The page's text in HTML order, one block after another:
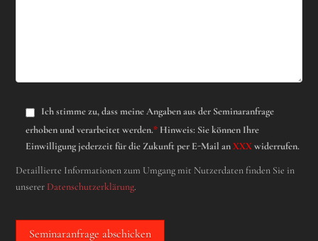
Ich stimme zu, dass meine Angaben aus der Seminaranfrage
erhoben und verarbeitet werden.* Hinweis: Sie können Ihre
Einwilligung jederzeit für die Zukunft per E-Mail anXXXwiderrufen.
Detaillierte Informationen zum Umgang mit Nutzerdaten finden Sie in
unserer Datenschutzerklärung.